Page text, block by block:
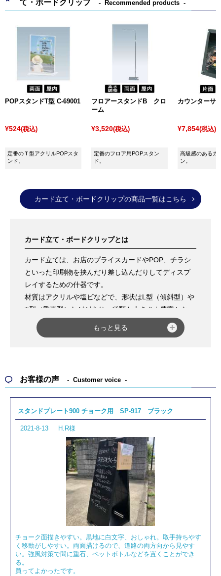
て・ボードクリップ Recommended products
POPスタンドT型 C-69001
¥524(税込)
定番のＴ型アクリルPOPスタ
ンド。
フロアースタンドB クロ
ーム
¥3,520(税込)
定番のフロア用POPスタン
ド。
カウンターサ
¥7,854(税込)
高級感のあるカ
ン。
カード立て・ボードクリップの商品一覧はこちら
カード立て・ボードクリップとは
カード立ては、お店のプライスカードやPOP、チラシ
といった印刷物を挟んだり差し込んだりしてディスプ
レイするための什器です。
材質はアクリルや塩ビなどで、形状はL型（傾斜型）や
T型（垂直型）などがあり、種類も大きさも豊富となっ
ています。
アクリル製の「
」は、タテ・ヨコ兼
ん。
ホルダーとベース部がクロームメッキ仕上げの「カウ
ンターサイン KS-04」は、丸みを帯びた形状で優しい
雰囲気があり、カウンターや卓上におすすめです。
また、ボードクリップは、軽量ボードやパネルなどを
クリップで挟み、卓上用
や壁付用として掲示するため
商品によって挟むパネルのサイズや厚みが決まってい
ますので、仕様について事前によくご確認ください。
卓上向けのシンプルな「クリップスタンド FP-40
は、ゴムシート仕様でカラーバリエーションも豊富と
なっています。
角度調整が可能な定番の「 マグネットパネルホルダ
ー」は、強化マグネットでしっかりと固定することが
できます。
挟む・受ける・吊り下げるの3種類の取り付けが可能な
もっと見る
お客様の声 Customer voice
スタンドプレート900 チョーク用 SP-917 ブラック
2021-8-13 H.R様
チョーク面描きやすい。黒地に白文字、おしゃれ。取手持ちやす
く移動がしやすい。両面描けるので、道路の両方向から見やす
い。強風対策で間に重石、ペットボトルなどを置くことができ
る。
買ってよかったです。